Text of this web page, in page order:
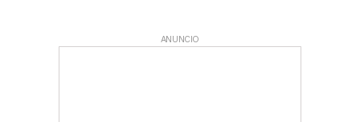
ANUNCIO